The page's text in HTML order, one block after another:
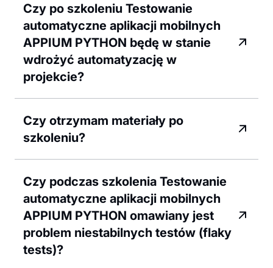
Czy po szkoleniu Testowanie
automatyczne aplikacji mobilnych
APPIUM PYTHON będę w stanie
wdrożyć automatyzację w
projekcie?
Czy otrzymam materiały po
szkoleniu?
Czy podczas szkolenia Testowanie
automatyczne aplikacji mobilnych
APPIUM PYTHON omawiany jest
problem niestabilnych testów (flaky
tests)?